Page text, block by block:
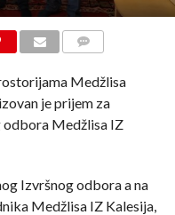
Medžlisa
je prijem za
odbora Medžlisa IZ
Izvršnog odbora a na
Medžlisa IZ Kalesija,